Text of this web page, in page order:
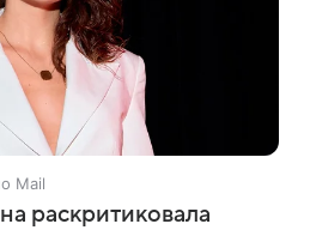
Mail
раскритиковала